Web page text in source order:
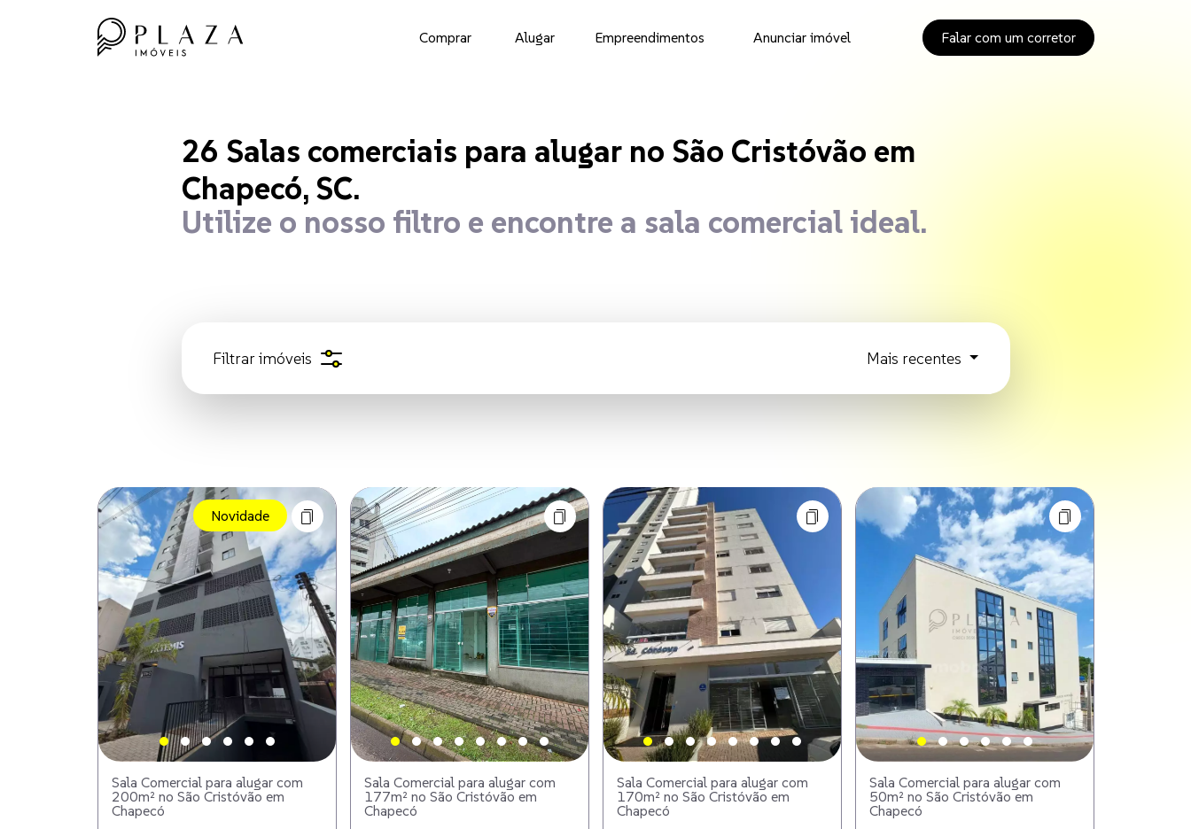
Comprar Alugar Empreendimentos Anunciar imóvel Falar com um corretor
26 Salas comerciais para alugar no São
26 Salas comerciais para alugarno São Cristóvão em
Chapecó, SC.
Utilize o nosso filtro e encontre a sala comercial ideal.
Filtrarimóveis Mais recentes
Novidade
Sala Comercial para alugar com
200m² no São Cristóvão em
Chapecó
Sala Comercial para alugar com
177m² no São Cristóvão em
Chapecó
Sala Comercial para alugar com
170m² no São Cristóvão em
Chapecó
Sala Comercial para alugar com
50m² no São Cristóvão em
Chapecó